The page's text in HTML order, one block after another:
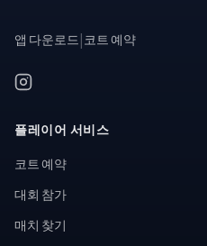
앱 다운로드 코트 예약
플레이어 서비스
코트 예약
대회 참가
매치 찾기